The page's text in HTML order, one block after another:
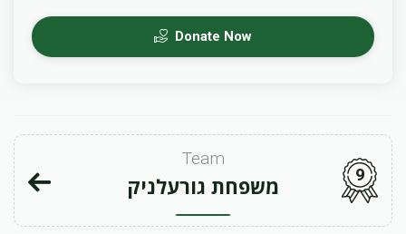
Donate Now
Team
משפחת גורעלניק 9